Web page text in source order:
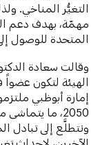
التغيُّر المناخي.
مهمّة، بهدف دعم
المتحدة للوصول إلى
وقالت سعادة
الهيئة لتكون عضواً
إمارة أبوظبي
2050، ما
ونتطلَّع إلى تبادل